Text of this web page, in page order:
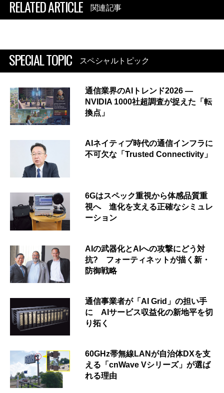
RELATED ARTICLE 関連記事
SPECIAL TOPIC スペシャルトピック
通信業界のAIトレンド2026 ―
NVIDIA 1000社超調査が捉えた「転
換点」
AIネイティブ時代の通信インフラに
不可欠な「Trusted Connectivity」
6Gはスペック重視から体感品質重
視へ 進化を支える正確なシミュレ
ーション
AIの武器化とAIへの攻撃にどう対
抗? フォーティネットが描く新・
防御戦略
通信事業者が「AI Grid」の担い手
に AIサービス収益化の新地平を切
り拓く
60GHz帯無線LANが自治体DXを支
える「cnWave Vシリーズ」が選ば
れる理由